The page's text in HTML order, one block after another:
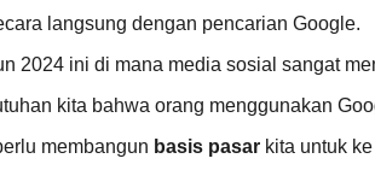
langsung dengan pencarian Google.
2024 ini di mana media sosial sangat
kita bahwa orang menggunakan
membangun basis pasar kita untuk